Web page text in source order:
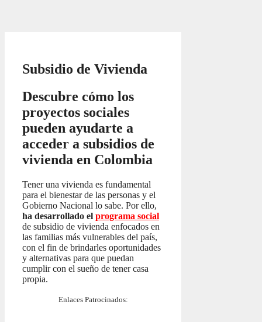
Subsidio de Vivienda
Descubre cómo los
proyectos sociales
pueden ayudarte a
acceder a subsidios de
vivienda en Colombia
Tener una vivienda es fundamental
para el bienestar de las personas y el
Gobierno Nacional lo sabe. Por ello,
ha desarrollado el programa social
de subsidio de vivienda enfocados en
las familias más vulnerables del país,
con el fin de brindarles oportunidades
y alternativas para que puedan
cumplir con el sueño de tener casa
propia.
Enlaces Patrocinados: